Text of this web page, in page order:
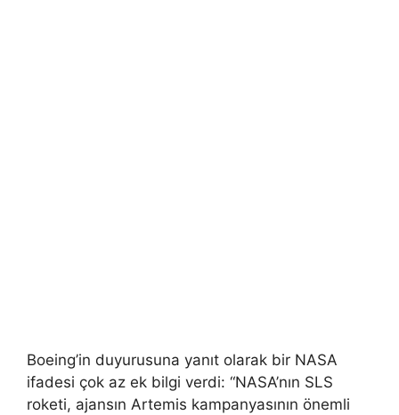
Boeing’in duyurusuna yanıt olarak bir NASA
ifadesi çok az ek bilgi verdi: “NASA’nın SLS
roketi, ajansın Artemis kampanyasının önemli